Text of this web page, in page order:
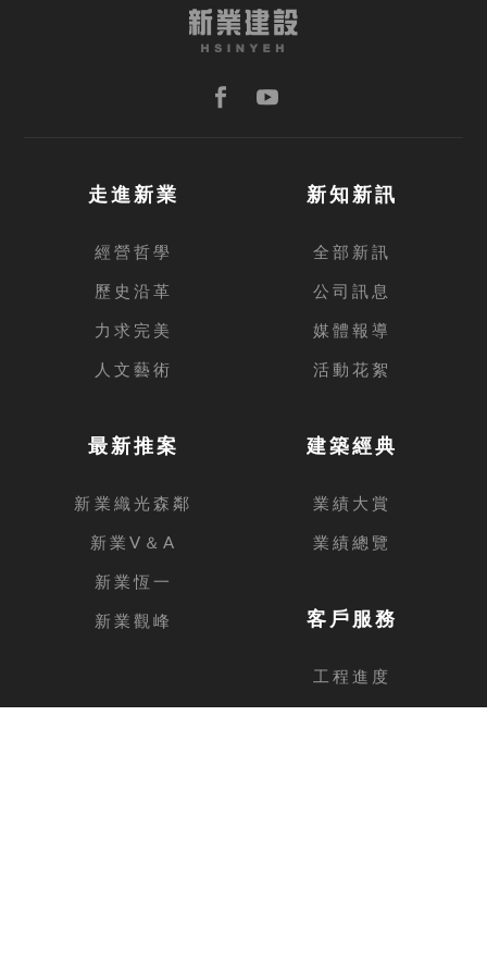
走進新業
經營哲學
歷史沿革
力求完美
人文藝術
新知新訊
全部新訊
公司訊息
媒體報導
活動花絮
最新推案
新業織光森鄰
新業V＆A
新業恆一
新業觀峰
建築經典
業績大賞
業績總覽
客戶服務
工程進度